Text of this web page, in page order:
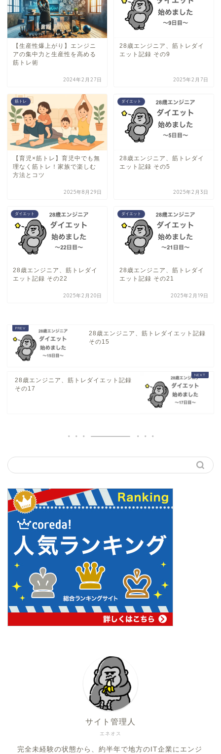
【生産性爆上がり】エンジニ
アの集中力と生産性を高める
筋トレ術
2024年2月27日
28歳エンジニア、筋トレダイ
エット記録 その9
2025年2月7日
筋トレ
【育児×筋トレ】育児中でも無
理なく筋トレ！家族で楽しむ
方法とコツ
2025年8月29日
ダイエット
28歳エンジニア、筋トレダイ
エット記録 その5
2025年2月3日
ダイエット
28歳エンジニア、筋トレダイ
エット記録 その22
2025年2月20日
ダイエット
28歳エンジニア、筋トレダイ
エット記録 その21
2025年2月19日
28歳エンジニア、筋トレダイエット記録
その15
28歳エンジニア、筋トレダイエット記録
その17
エネオス
サイト管理人
完全未経験の状態から、約半年で地方のIT企業にエンジ